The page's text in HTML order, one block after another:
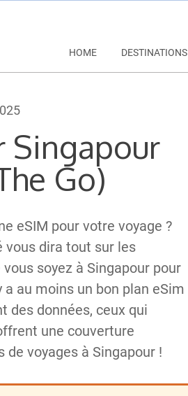
HOME DESTINATIONS
Singapour
Go)
eSIM pour votre voyage ?
vous dira tout sur les
soyez à Singapour pour
a au moins un bon plan eSim
des données, ceux qui
une couverture
voyages à Singapour !